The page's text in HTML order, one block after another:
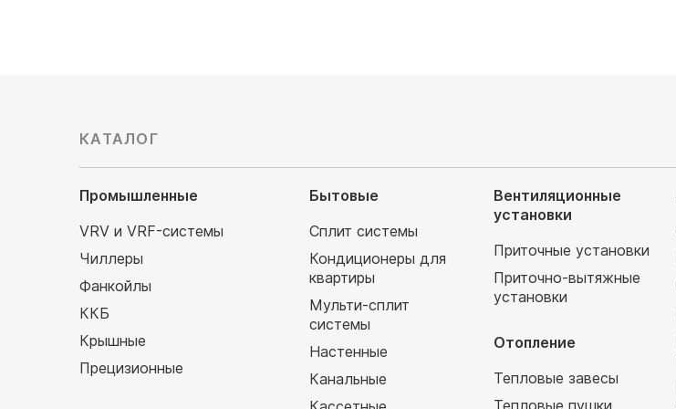
КАТАЛОГ
Промышленные
VRV и VRF-системы
Чиллеры
Фанкойлы
ККБ
Крышные
Прецизионные
Бытовые
Сплит системы
Кондиционеры для
квартиры
Мульти-сплит
системы
Настенные
Канальные
Вентиляционные
установки
Приточные установки
Приточно-вытяжные
установки
Отопление
Тепловые завесы
Тепловые пушки